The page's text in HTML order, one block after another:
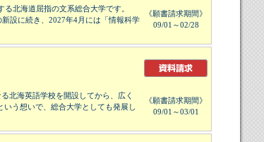
北海道屈指の文系総合大学です。
設に続き、2027年4月には「情報科学
《願書請求期間》
09/01～02/28
北海英語学校を開設してから、広く
う想いで、総合大学としても発展し
《願書請求期間》
09/01～03/01